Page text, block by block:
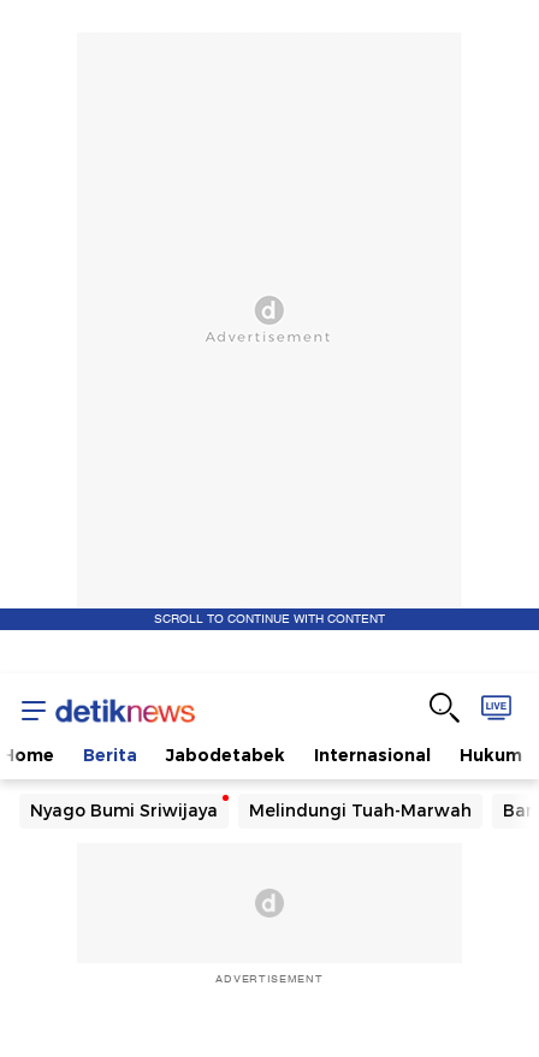
SCROLL TO CONTINUE WITH CONTENT
Home Berita Jabodetabek Internasional Hukum
Nyago Bumi Sriwijaya Melindungi Tuah-Marwah
ADVERTISEMENT